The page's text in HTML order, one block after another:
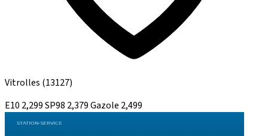
Vitrolles (13127)
E10 2,299SP98 2,379Gazole 2,499